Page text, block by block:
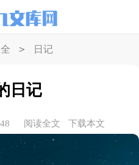
> 日记
日记
阅读全文 下载本文